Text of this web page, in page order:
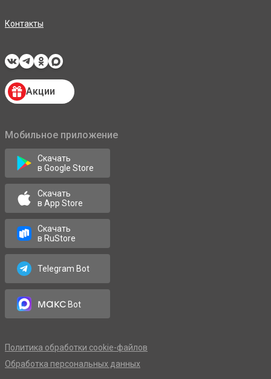
Контакты
Акции
Мобильное приложение
Скачать
в Google Store
Скачать
в App Store
Скачать
в RuStore
Telegram Bot
максBot
Политика обработки cookie-файлов
Обработка персональных данных